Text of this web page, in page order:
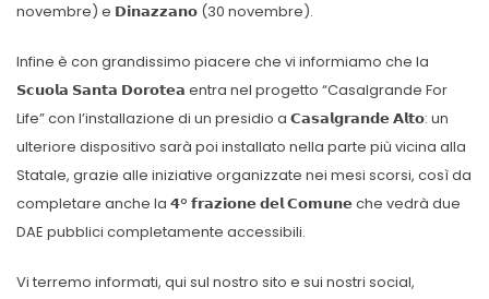
novembre) e 𝗗𝗶𝗻𝗮𝘇𝘇𝗮𝗻𝗼 (30 novembre).
Infine è con grandissimo piacere che vi informiamo che la
𝗦𝗰𝘂𝗼𝗹𝗮 𝗦𝗮𝗻𝘁𝗮 𝗗𝗼𝗿𝗼𝘁𝗲𝗮 entra nel progetto “Casalgrande For
Life” con l’installazione di un presidio a 𝗖𝗮𝘀𝗮𝗹𝗴𝗿𝗮𝗻𝗱𝗲 𝗔𝗹𝘁𝗼: un
ulteriore dispositivo sarà poi installato nella parte più vicina alla
Statale, grazie alle iniziative organizzate nei mesi scorsi, così da
completare anche la 𝟰° 𝗳𝗿𝗮𝘇𝗶𝗼𝗻𝗲 𝗱𝗲𝗹 𝗖𝗼𝗺𝘂𝗻𝗲 che vedrà due
DAE pubblici completamente accessibili.
Vi terremo informati, qui sul nostro sito e sui nostri social,